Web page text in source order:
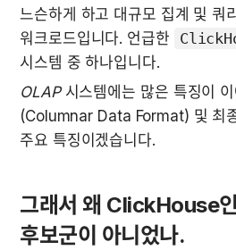
느슨하게 하고 대규모 집계 및 쿼
워크로드입니다. 언급한
시스템 중 하나입니다.
OLAP 시스템에는 많은 특징이
(Columnar Data Format) 및 최
주요 특징이겠습니다.
그래서 왜 ClickHouse
후보군이 아니었나.